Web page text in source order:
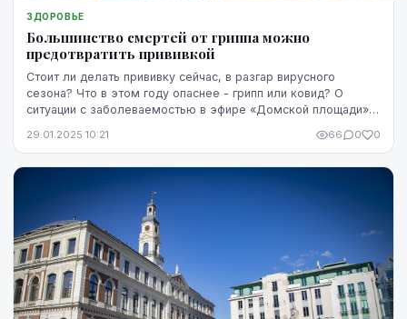
ЗДОРОВЬЕ
Большинство смертей от гриппа можно
предотвратить прививкой
Стоит ли делать прививку сейчас, в разгар вирусного
сезона? Что в этом году опаснее - грипп или ковид? О
ситуации с заболеваемостью в эфире «Домской площади»
29.01.2025 10:21 66 0 0